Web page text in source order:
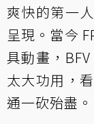
爽快的第一
呈現。當今
具動畫，
太大功用，
通一砍殆盡。